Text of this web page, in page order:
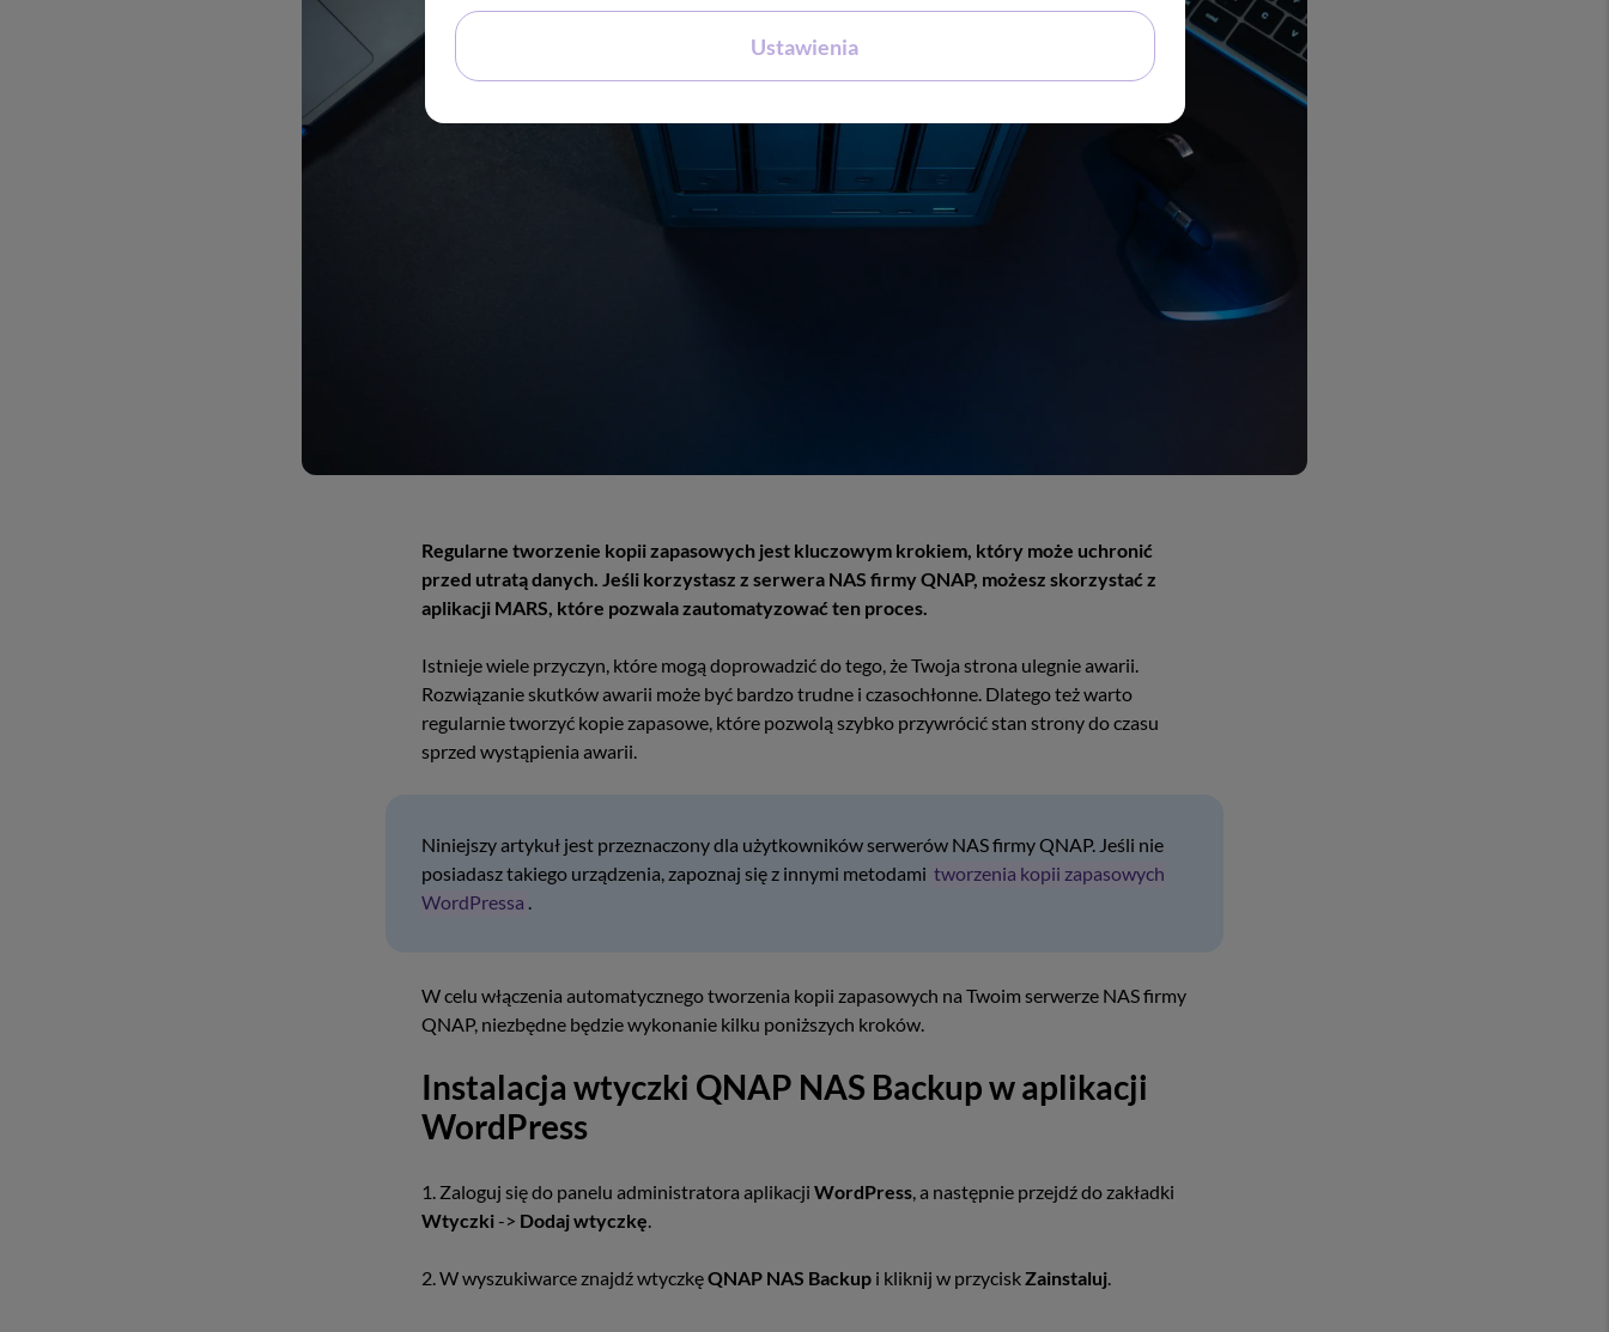
Ustawienia
Regularne tworzenie kopii zapasowych jest kluczowym krokiem, który może uchronić
przed utratą danych. Jeśli korzystasz z serwera NAS firmy QNAP, możesz skorzystać z
aplikacji MARS, które pozwala zautomatyzować ten proces.
Istnieje wiele przyczyn, które mogą doprowadzić do tego, że Twoja strona ulegnie awarii.
Rozwiązanie skutków awarii może być bardzo trudne i czasochłonne. Dlatego też warto
regularnie tworzyć kopie zapasowe, które pozwolą szybko przywrócić stan strony do czasu
sprzed wystąpienia awarii.
Niniejszy artykuł jest przeznaczony dla użytkowników serwerów NAS firmy QNAP. Jeśli nie
posiadasz takiego urządzenia, zapoznaj się z innymi metodami tworzenia kopii zapasowych
WordPressa .
W celu włączenia automatycznego tworzenia kopii zapasowych na Twoim serwerze NAS firmy
QNAP, niezbędne będzie wykonanie kilku poniższych kroków.
Instalacja wtyczki QNAP NAS Backup w aplikacji
WordPress
1. Zaloguj się do panelu administratora aplikacji WordPress, a następnie przejdź do zakładki
Wtyczki-> Dodaj wtyczkę.
2. W wyszukiwarce znajdź wtyczkęQNAP NAS Backup i kliknij w przyciskZainstaluj.